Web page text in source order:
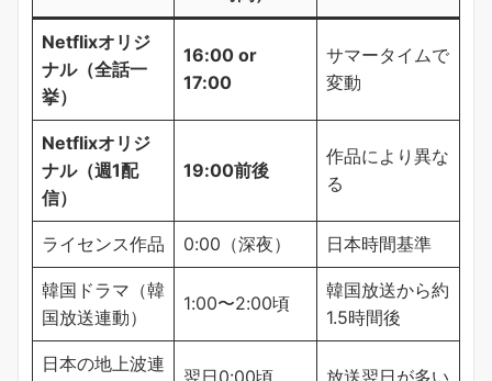
Netflixオリジ
ナル（全話一
挙）
16:00 or
17:00
サマータイムで
変動
Netflixオリジ
ナル（週1配
信）
19:00前後
作品により異な
る
ライセンス作品 0:00（深夜） 日本時間基準
韓国ドラマ（韓
国放送連動）
1:00〜2:00頃
韓国放送から約
1.5時間後
日本の地上波連
翌日0:00頃 放送翌日が多い